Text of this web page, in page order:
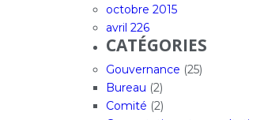
octobre 2015
avril 226
CATÉGORIES
Gouvernance (25)
Bureau (2)
Comité (2)